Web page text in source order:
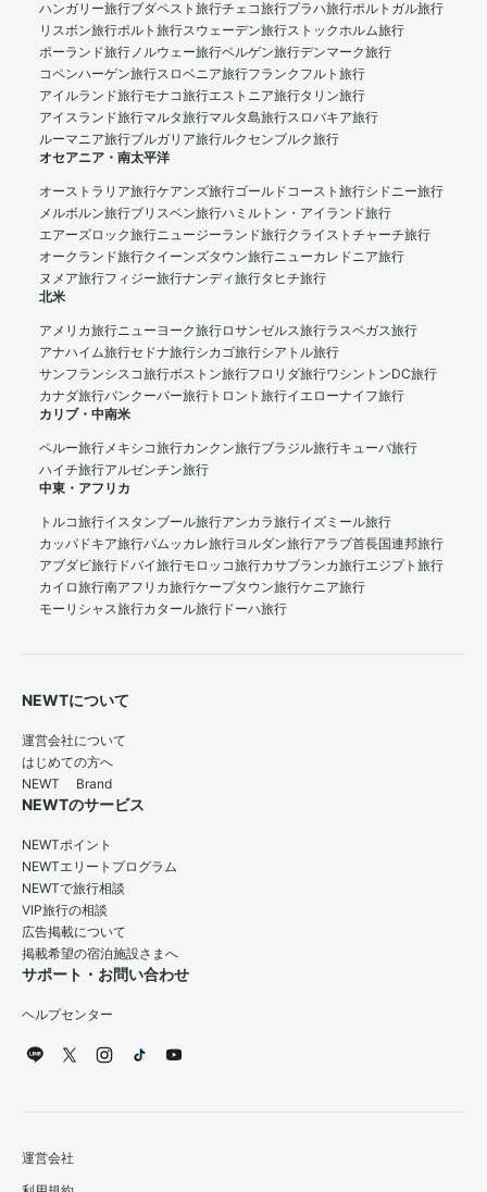
ハンガリー旅行ブダペスト旅行チェコ旅行プラハ旅行ポルトガル旅行
リスボン旅行ポルト旅行スウェーデン旅行ストックホルム旅行
ポーランド旅行ノルウェー旅行ベルゲン旅行デンマーク旅行
コペンハーゲン旅行スロベニア旅行フランクフルト旅行
アイルランド旅行モナコ旅行エストニア旅行タリン旅行
アイスランド旅行マルタ旅行マルタ島旅行スロバキア旅行
ルーマニア旅行ブルガリア旅行ルクセンブルク旅行
オセアニア・南太平洋
オーストラリア旅行ケアンズ旅行ゴールドコースト旅行シドニー旅行
メルボルン旅行ブリスベン旅行ハミルトン・アイランド旅行
エアーズロック旅行ニュージーランド旅行クライストチャーチ旅行
オークランド旅行クイーンズタウン旅行ニューカレドニア旅行
ヌメア旅行フィジー旅行ナンディ旅行タヒチ旅行
北米
アメリカ旅行ニューヨーク旅行ロサンゼルス旅行ラスベガス旅行
アナハイム旅行セドナ旅行シカゴ旅行シアトル旅行
サンフランシスコ旅行ボストン旅行フロリダ旅行ワシントンDC旅行
カナダ旅行バンクーバー旅行 トロント旅行イエローナイフ旅行
カリブ・中南米
ペルー旅行メキシコ旅行カンクン旅行ブラジル旅行キューバ旅行
ハイチ旅行アルゼンチン旅行
中東・アフリカ
トルコ旅行イスタンブール旅行アンカラ旅行イズミール旅行
カッパドキア旅行パムッカレ旅行ヨルダン旅行アラブ首長国連邦旅行
アブダビ旅行 ドバイ旅行モロッコ旅行カサブランカ旅行エジプト旅行
カイロ旅行南アフリカ旅行ケープタウン旅行ケニア旅行
モーリシャス旅行カタール旅行 ドーハ旅行
NEWTについて
運営会社について
はじめての方へ
NEWT Brand
NEWTのサービス
NEWTポイント
NEWTエリートプログラム
NEWTで旅行相談
VIP旅行の相談
広告掲載について
掲載希望の宿泊施設さまへ
サポート・お問い合わせ
ヘルプセンター
運営会社